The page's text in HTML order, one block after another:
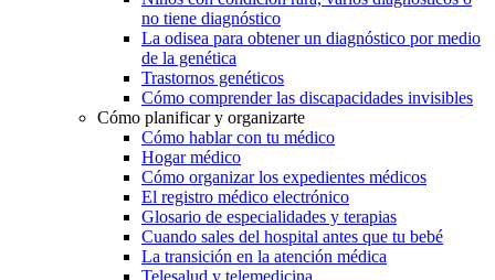
no tiene diagnóstico
La odisea para obtener un diagnóstico por medio
de la genética
Trastornos genéticos
Cómo comprender las discapacidades invisibles
Cómo planificar y organizarte
Cómo hablar con tu médico
Hogar médico
Cómo organizar los expedientes médicos
El registro médico electrónico
Glosario de especialidades y terapias
Cuando sales del hospital antes que tu bebé
La transición en la atención médica
Telesalud y telemedicina